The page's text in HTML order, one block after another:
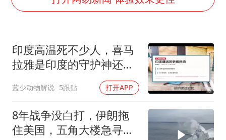
38岁演员求职万岁山NPC成功
胜宏科技：股票交易异常波动
夯实基础开新局
印度高温死不少人，喜马
拉雅是印度的守护神还是
蓝少动物解说 5跟贴 打开APP
8年战争没白打，伊朗拖
住美国，五角大楼急寻对